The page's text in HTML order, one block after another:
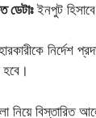
ডেটাঃইনপুট
নির্দেশ
নিয়ে বিস্তারিত